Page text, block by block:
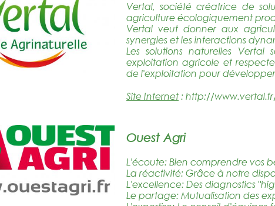
Vertal, société créatrice de
agriculture écologiquement
Vertal veut donner aux
synergies et les interactions
Les solutions naturelles
exploitation agricole et
de l'exploitation pour
Site Internet : http://
Ouest Agri
L'écoute: Bien comprendre vos
La réactivité: Grâce à notre
L'excellence: Des diagnostics
Le partage: Mutualisation des